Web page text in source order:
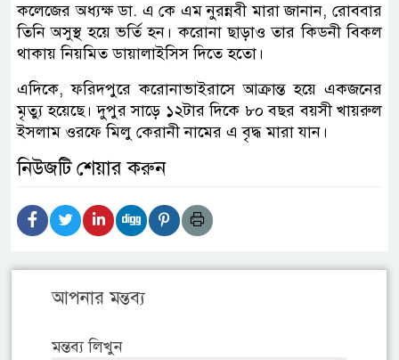
কলেজের অধ্যক্ষ ডা. এ কে এম নুরন্নবী মারা জানান, রোববার
তিনি অসুস্থ হয়ে ভর্তি হন। করোনা ছাড়াও তার কিডনী বিকল
থাকায় নিয়মিত ডায়ালাইসিস দিতে হতো।
এদিকে, ফরিদপুরে করোনাভাইরাসে আক্রান্ত হয়ে একজনের
মৃত্যু হয়েছে। দুপুর সাড়ে ১২টার দিকে ৮০ বছর বয়সী খায়রুল
ইসলাম ওরফে মিলু কেরানী নামের এ বৃদ্ধ মারা যান।
নিউজটি শেয়ার করুন
আপনার মন্তব্য
মন্তব্য লিখুন